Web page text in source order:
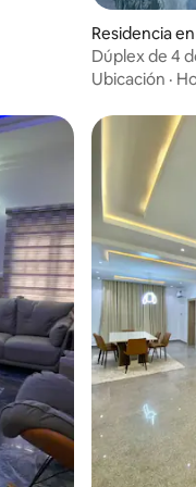
Residencia
Dúplex de 4
sala de fitness
Ubicación ·